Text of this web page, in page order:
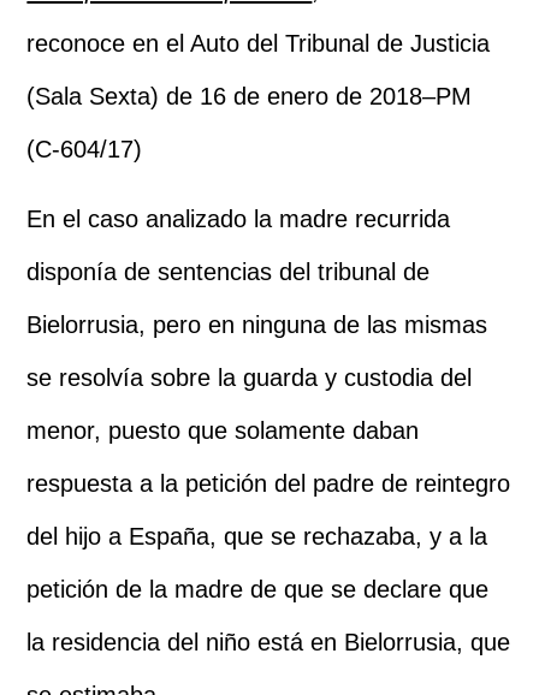
reconoce en el Auto del Tribunal de Justicia
(Sala Sexta) de 16 de enero de 2018–PM
(C-604/17)
En el caso analizado la madre recurrida
disponía de sentencias del tribunal de
Bielorrusia, pero en ninguna de las mismas
se resolvía sobre la guarda y custodia del
menor, puesto que solamente daban
respuesta a la petición del padre de reintegro
del hijo a España, que se rechazaba, y a la
petición de la madre de que se declare que
la residencia del niño está en Bielorrusia, que